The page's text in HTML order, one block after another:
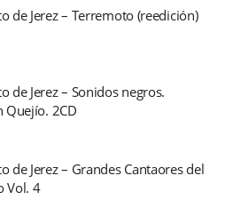
de Jerez – Terremoto (reedición)
de Jerez – Sonidos negros.
Quejío. 2CD
de Jerez – Grandes Cantaores del
Vol. 4